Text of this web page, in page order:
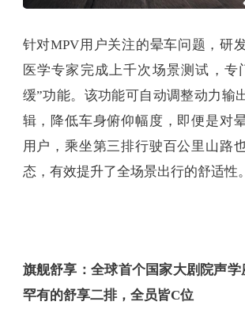
针对MPV用户关注的晕车问题，研
医学专家完成上千次场景测试，专
缓”功能。该功能可自动调整动力输
辑，降低车身俯仰幅度，即便是对
用户，乘坐第三排行驶百公里山路
态，有效提升了全场景出行的舒适性。
旗舰舒享：全球首个国家大剧院声学
罕有的舒享二排，全员皆C位